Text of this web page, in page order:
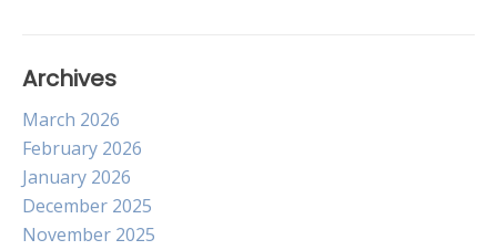
Archives
March 2026
February 2026
January 2026
December 2025
November 2025